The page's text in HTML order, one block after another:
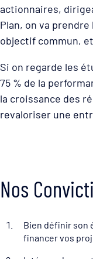
actionnaires,
Plan, on va
objectif commun,
Si on regarde les
75 % de la
la croissance des
revaloriser une
Nos
Bien définir son
financer vos